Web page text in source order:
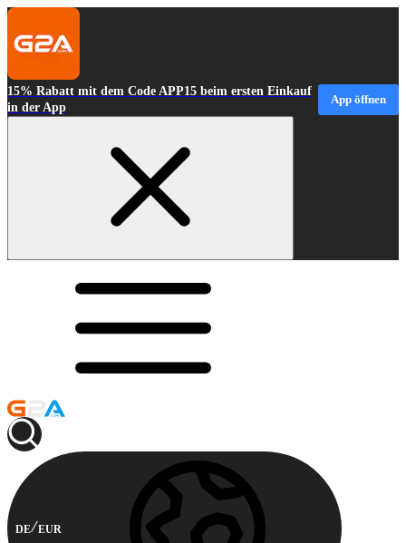
15% Rabatt mit dem Code APP15 beim ersten Einkauf
in der App
App öffnen
DE EUR